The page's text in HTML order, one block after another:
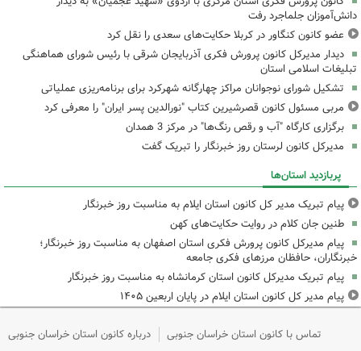
دانش‌آموزان جلماجرد رفت
عضو کانون کنگاور در کربلا حکایت‌های سعدی را نقل کرد
دیدار مدیرکل کانون پرورش فکری آذربایجان شرقی با رئیس شورای هماهنگی
تبلیغات اسلامی استان
تشکیل شورای نوجوانان مراکز چهارگانه شهرکرد برای برنامه‌ریزی عملیاتی
مربی مسئول کانون قصرشیرین کتاب "نورالدین پسر ایران" را معرفی کرد
برگزاری کارگاه "آب و رقص رنگ‌ها" در مرکز 3 همدان
مدیرکل کانون لرستان روز خبرنگار را تبریک گفت
پربازدید استان‌ها
پیام تبریک مدیر کل کانون استان ایلام به مناسبت روز خبرنگار
طنین جان کلام در روایت حکایت‌های کهن
پیام مدیرکل کانون پرورش فکری استان اصفهان به مناسبت روز خبرنگار؛
خبرنگاران، حافظان مرزهای فکری جامعه
پیام تبریک مدیرکل کانون استان کرمانشاه به مناسبت روز خبرنگار
پیام مدیر کل کانون استان ایلام در پایان اربعین ۱۴۰۵
تماس با کانون استان خراسان جنوبی درباره کانون استان خراسان جنوبی